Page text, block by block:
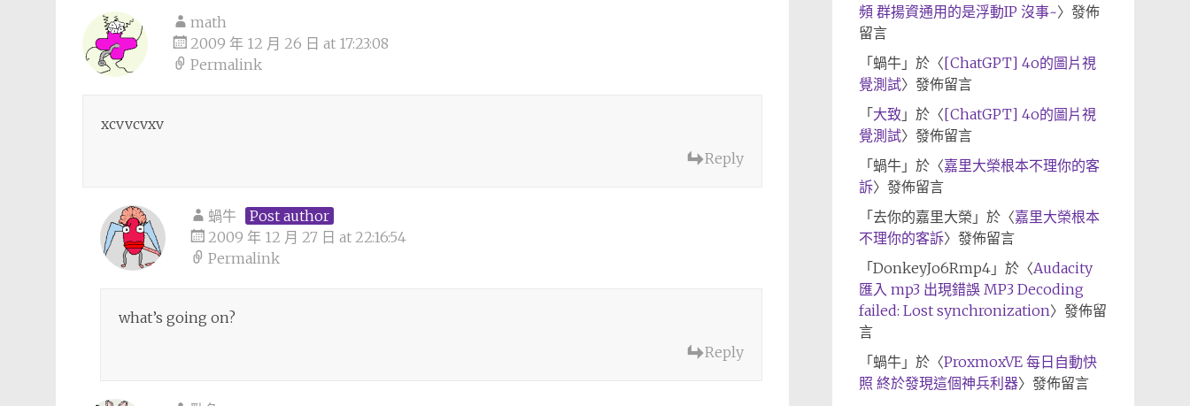
math
2009 年 12 月 26 日 at 17:23:08
Permalink
xcvvcvxv
Reply
蝸牛
Post author
2009 年 12 月 27 日 at 22:16:54
Permalink
what’s going on?
Reply
頻 群揚資通用的是浮動IP 沒事~〉發佈
留言
「 蝸牛」於〈[ChatGPT] 4o的圖片視
覺測試〉發佈留言
「 大致 」於〈[ChatGPT] 4o的圖片視
覺測試〉發佈留言
「 蝸牛」於〈嘉里大榮根本不理你的客
訴〉發佈留言
「 去你的嘉里大榮 」於〈嘉里大榮根本
不理你的客訴〉發佈留言
「 DonkeyJo6Rmp4」於〈Audacity
匯入 mp3 出現錯誤 MP3 Decoding
failed: Lost synchronization〉發佈留
言
「 蝸牛」於〈ProxmoxVE 每日自動快
照 終於發現這個神兵利器〉發佈留言